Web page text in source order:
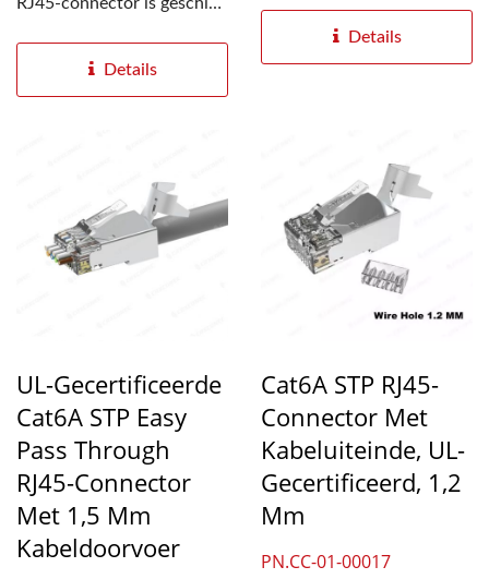
veeleisende...Details
Details
UL-Gecertificeerde
Cat6A STP Easy
Pass Through
RJ45-Connector
Met 1,5 Mm
Kabeldoorvoer
Cat6A STP RJ45-
Connector Met
Kabeluiteinde, UL-
Gecertificeerd, 1,2
Mm
PN.CC-01-00017